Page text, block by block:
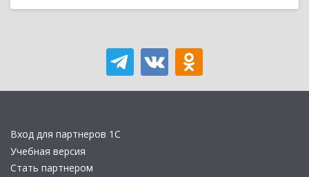
Вход для партнеров 1С
Учебная версия
Стать партнером